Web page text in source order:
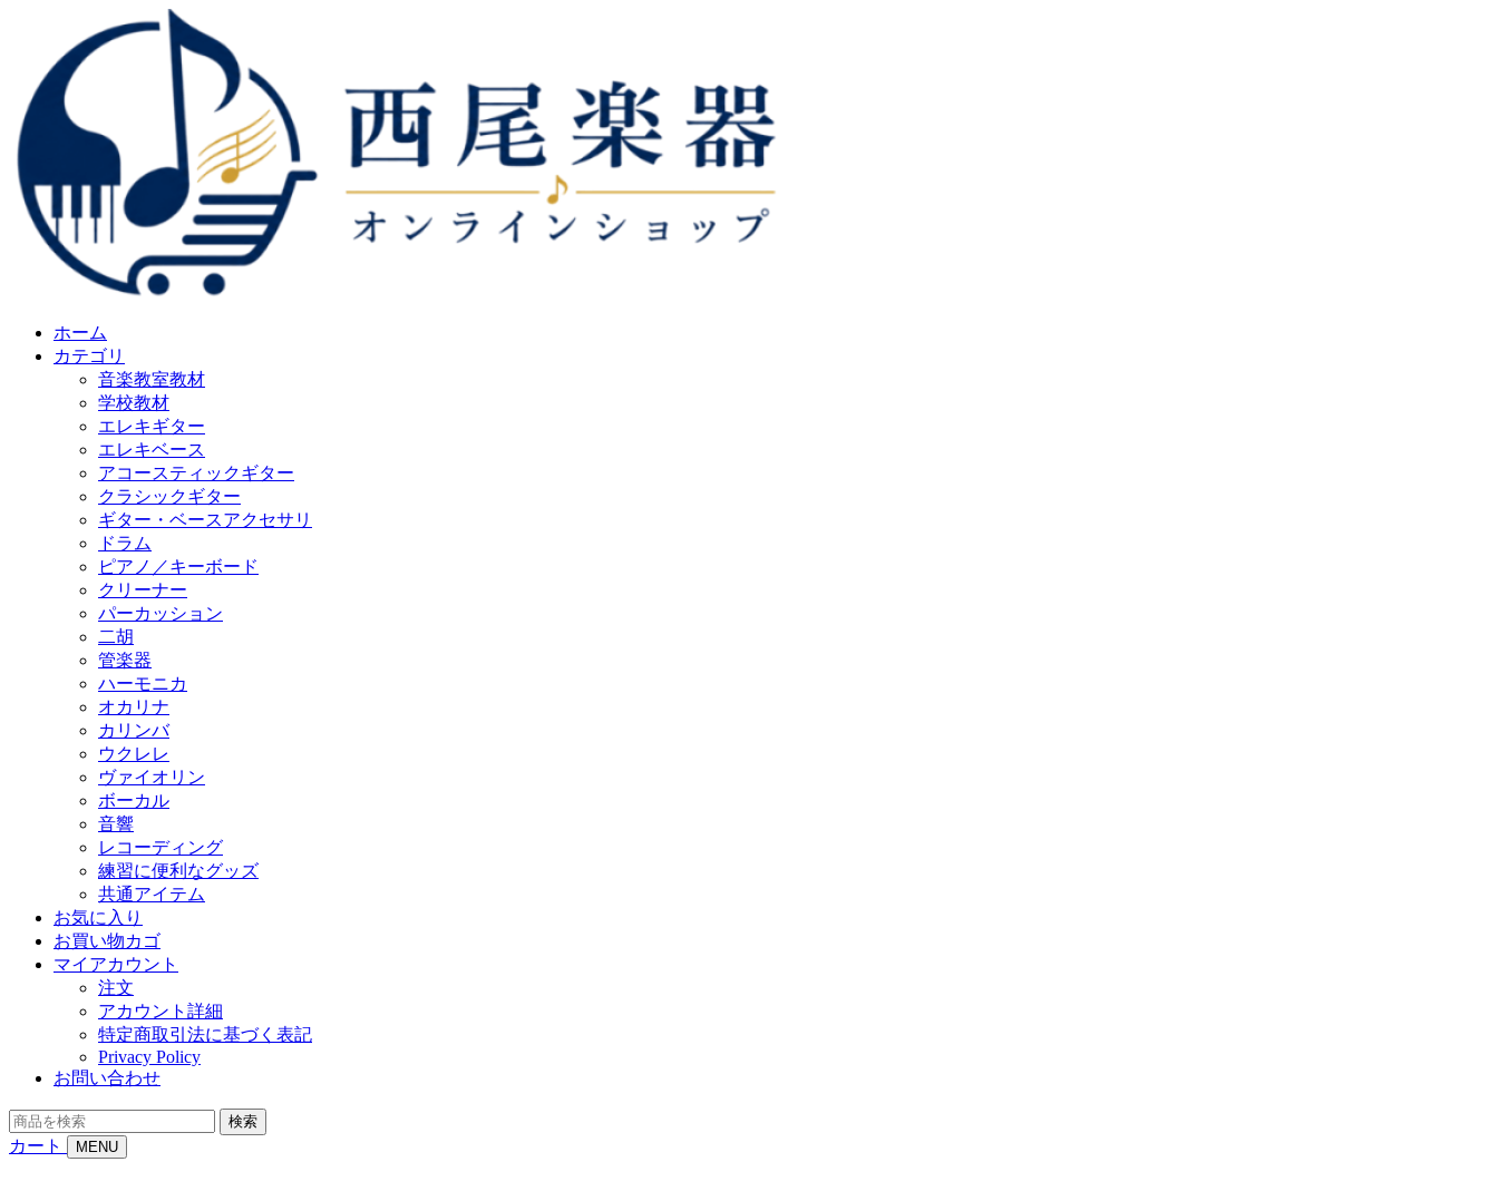
ホーム
カテゴリ
音楽教室教材
学校教材
エレキギター
エレキベース
アコースティックギター
クラシックギター
ギター・ベースアクセサリ
ドラム
ピアノ／キーボード
クリーナー
パーカッション
二胡
管楽器
ハーモニカ
オカリナ
カリンバ
ウクレレ
ヴァイオリン
ボーカル
音響
レコーディング
練習に便利なグッズ
共通アイテム
お気に入り
お買い物カゴ
マイアカウント
注文
アカウント詳細
特定商取引法に基づく表記
Privacy Policy
お問い合わせ
商
品
検索
カート MENU